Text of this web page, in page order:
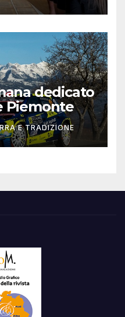
dedicato
Piemonte
E TRADIZIONE